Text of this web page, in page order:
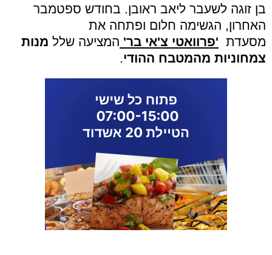
בן זוגה לשעבר ליאב ראובן. בחודש ספטמבר
האחרון, הגשימה חלום ופתחה את
מסעדת 'פרוואטי צ'אי בר' המציעה שלל מנות
צמחוניות מהמטבח ההודי.